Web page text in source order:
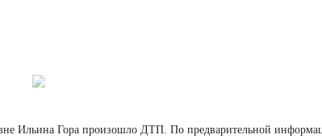
Ильина Гора произошло ДТП. По предварительной